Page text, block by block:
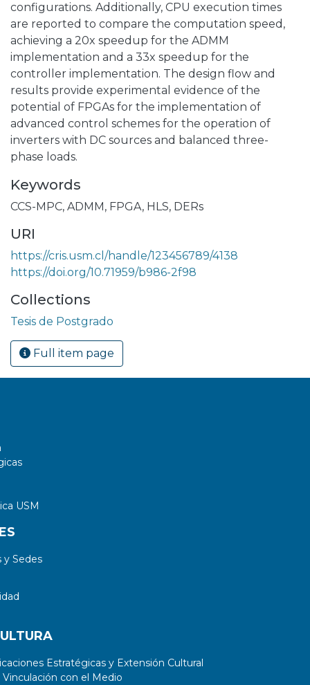
configurations. Additionally, CPU execution times
are reported to compare the computation speed,
achieving a 20x speedup for the ADMM
implementation and a 33x speedup for the
controller implementation. The design flow and
results provide experimental evidence of the
potential of FPGAs for the implementation of
advanced control schemes for the operation of
inverters with DC sources and balanced three-
phase loads.
Keywords
CCS-MPC, ADMM, FPGA, HLS, DERs
URI
https://cris.usm.cl/handle/123456789/4138
https://doi.org/10.71959/b986-2f98
Collections
Tesis de Postgrado
Full item page
USM
Sedes
Estratégicas y Extensión Cultural
con el Medio